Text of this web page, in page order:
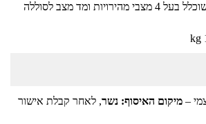
ומד מצב לסוללה
– מיקום האיסוף: נשר, לאחר קבלת אישור